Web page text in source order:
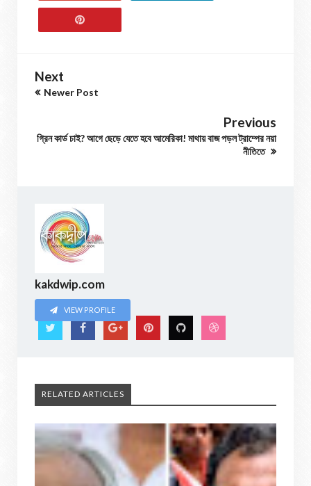
Next
Newer Post
Previous
গ্রিন কার্ড চাই? আগে ছেড়ে যেতে হবে আমেরিকা! মাথায় বাজ পড়ল ট্রাম্পের নয়া
নীতিতে
kakdwip.com
VIEW PROFILE
RELATED ARTICLES